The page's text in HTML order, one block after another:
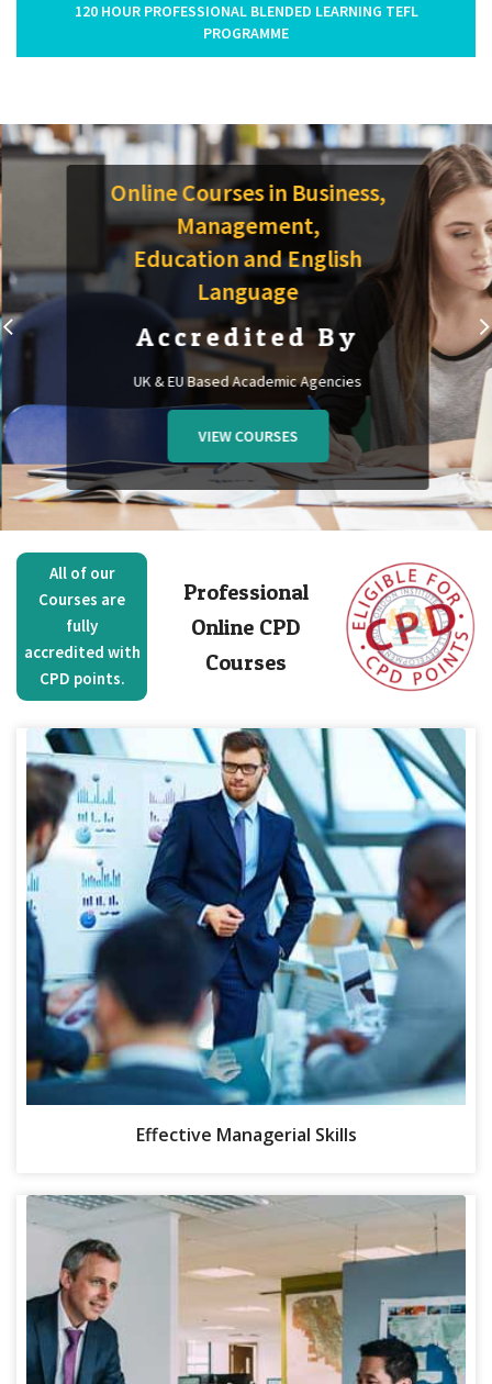
120 HOUR PROFESSIONAL BLENDED LEARNING TEFL
PROGRAMME
Online Courses in Business,
Management,
Education and English
Language
Accredited By
UK & EU Based Academic Agencies
VIEW COURSES
All of our
Courses are
fully
accredited with
CPD points.
Professional
Online CPD
Courses
Effective Managerial Skills